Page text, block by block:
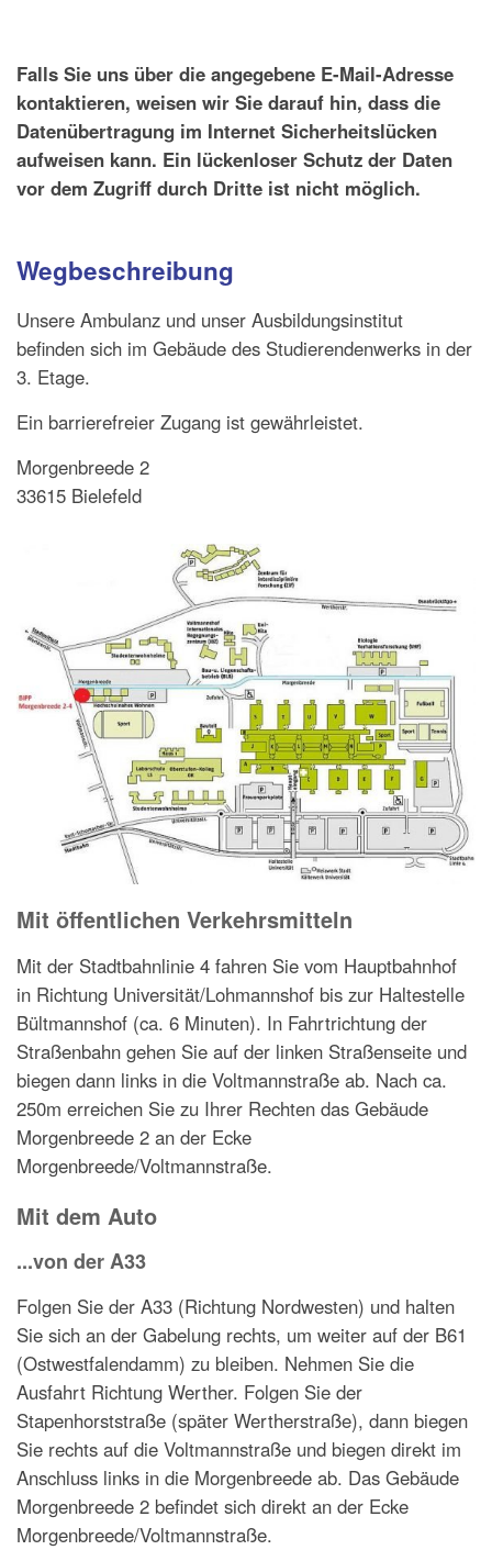
Falls Sie uns über die angegebene E-Mail-Adresse
kontaktieren, weisen wir Sie darauf hin, dass die
Datenübertragung im Internet Sicherheitslücken
aufweisen kann. Ein lückenloser Schutz der Daten
vor dem Zugriff durch Dritte ist nicht möglich.
Wegbeschreibung
Unsere Ambulanz und unser Ausbildungsinstitut
befinden sich im Gebäude des Studierendenwerks in der
3. Etage.
Ein barrierefreier Zugang ist gewährleistet.
Morgenbreede 2
33615 Bielefeld
Mit öffentlichen Verkehrsmitteln
Mit der Stadtbahnlinie 4 fahren Sie vom Hauptbahnhof
in Richtung Universität/Lohmannshof bis zur Haltestelle
Bültmannshof (ca. 6 Minuten). In Fahrtrichtung der
Straßenbahn gehen Sie auf der linken Straßenseite und
biegen dann links in die Voltmannstraße ab. Nach ca.
250m erreichen Sie zu Ihrer Rechten das Gebäude
Morgenbreede 2 an der Ecke
Morgenbreede/Voltmannstraße.
Mit dem Auto
...von der A33
Folgen Sie der A33 (Richtung Nordwesten) und halten
Sie sich an der Gabelung rechts, um weiter auf der B61
(Ostwestfalendamm) zu bleiben. Nehmen Sie die
Ausfahrt Richtung Werther. Folgen Sie der
Stapenhorststraße (später Wertherstraße), dann biegen
Sie rechts auf die Voltmannstraße und biegen direkt im
Anschluss links in die Morgenbreede ab. Das Gebäude
Morgenbreede 2 befindet sich direkt an der Ecke
Morgenbreede/Voltmannstraße.